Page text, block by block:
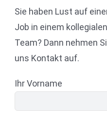
Sie haben Lust auf
Job in einem
Team? Dann nehmen
uns Kontakt auf.
Ihr Vorname